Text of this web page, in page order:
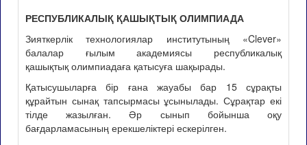
РЕСПУБЛИКАЛЫҚ ҚАШЫҚТЫҚ ОЛИМПИАДА
Зияткерлік технологиялар институтының «Clever»
балалар ғылым академиясы республикалық
қашықтық олимпиадаға қатысуға шақырады.
Қатысушыларға бір ғана жауабы бар 15 сұрақты
құрайтын сынақ тапсырмасы ұсынылады. Сұрақтар екі
тілде жазылған. Әр сынып бойынша оқу
бағдарламасының ерекшеліктері ескерілген.